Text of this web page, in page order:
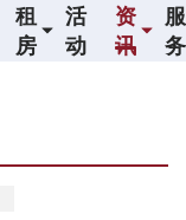
租
房
活
动
资
讯
服
务